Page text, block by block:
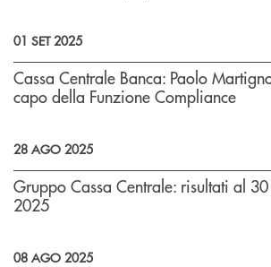
01 SET 2025
Cassa Centrale Banca: Paolo
capo della Funzione Compliance
28 AGO 2025
Gruppo Cassa Centrale: risultati al
2025
08 AGO 2025